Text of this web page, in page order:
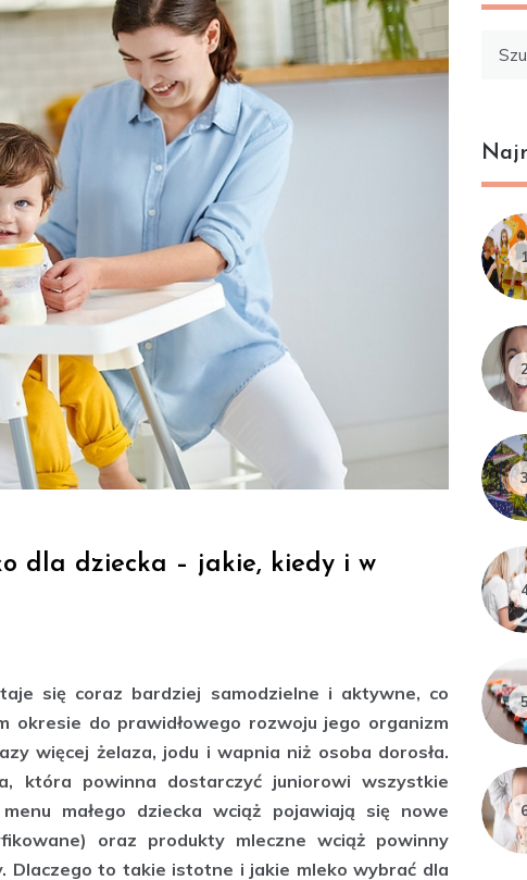
dla dziecka – jakie, kiedy i w
się coraz bardziej samodzielne i aktywne, co
okresie do prawidłowego rozwoju jego organizm
więcej żelaza, jodu i wapnia niż osoba dorosła.
która powinna dostarczyć juniorowi wszystkie
małego dziecka wciąż pojawiają się nowe
oraz produkty mleczne wciąż powinny
Dlaczego to takie istotne i jakie mleko wybrać dla